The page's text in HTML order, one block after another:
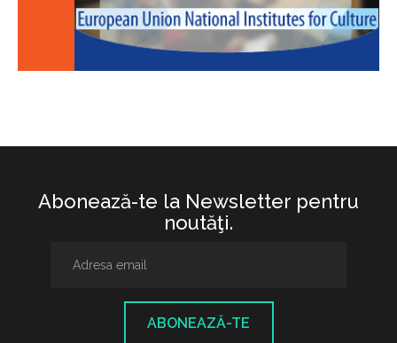
Abonează-te la Newsletter pentru
noutăţi.
ABONEAZĂ-TE